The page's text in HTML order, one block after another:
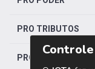
PRO TRIBUTOS
PRO TRABALHISTA